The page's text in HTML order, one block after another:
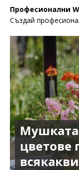
Професионални
Създай
цветове